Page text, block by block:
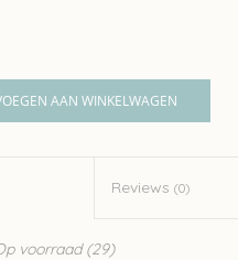
AAN WINKELWAGEN
Reviews (0)
voorraad(29)